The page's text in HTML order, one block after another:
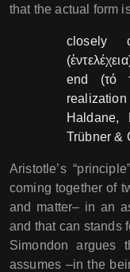
that the actual form
closely
end (τό
Haldane,
Trübner &
Aristotle’s
coming together of
and matter– in an
and that can stands
Simondon argues
assumes –in the